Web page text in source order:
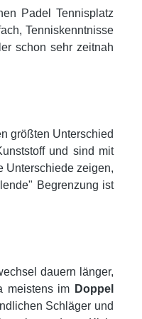
Padel Tennisplatz
Tenniskenntnisse
schon sehr zeitnah
größten Unterschied
und sind mit
Unterschiede zeigen,
Begrenzung ist
dauern länger,
meistens im Doppel
Schläger und